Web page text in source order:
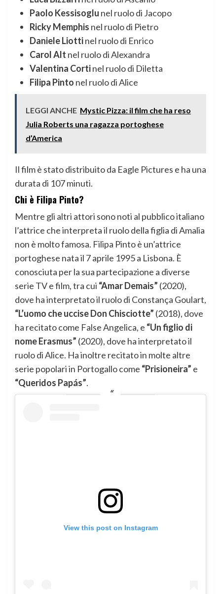
Paolo Kessisoglu nel ruolo di Jacopo
Ricky Memphis nel ruolo di Pietro
Daniele Liottinel ruolo di Enrico
Carol Alt nel ruolo di Alexandra
Valentina Cortinel ruolo di Diletta
Filipa Pinto nel ruolo di Alice
LEGGI ANCHE Mystic Pizza: il film che ha reso
Julia Roberts una ragazza portoghese
d’America
Il film è stato distribuito da Eagle Pictures e ha una
durata di 107 minuti.
Chi è Filipa Pinto?
Mentre gli altri attori sono noti al pubblico italiano
l’attrice che interpreta il ruolo della figlia di Amalia
non è molto famosa. Filipa Pinto è un’attrice
portoghese nata il 7 aprile 1995 a Lisbona. È
conosciuta per la sua partecipazione a diverse
serie TV e film, tra cui “Amar Demais” (2020),
dove ha interpretato il ruolo di Constança Goulart,
“L’uomo che uccise Don Chisciotte” (2018), dove
ha recitato come False Angelica, e “Un figlio di
nome Erasmus” (2020), dove ha interpretato il
ruolo di Alice. Ha inoltre recitato in molte altre
serie popolari in Portogallo come “Prisioneira” e
“Queridos Papás”.
View this post on Instagram